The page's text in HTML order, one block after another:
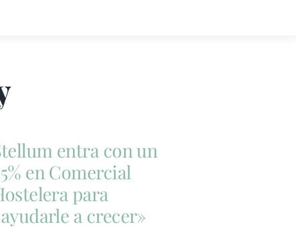
entra con un
en Comercial
para
a crecer»